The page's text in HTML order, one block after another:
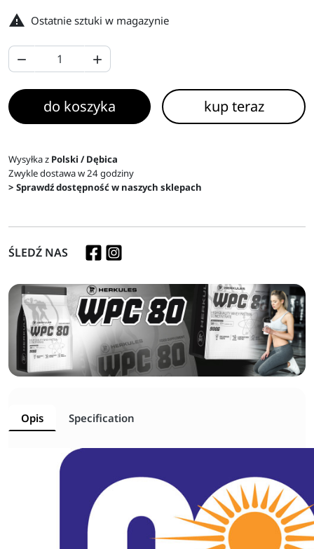
 Ostatnie sztuki w magazynie
 
do koszyka kup teraz
Wysyłka z Polski / Dębica
Zwykle dostawa w 24 godziny
> Sprawdź dostępność w naszych sklepach
ŚLEDŹ NAS
Opis Specification